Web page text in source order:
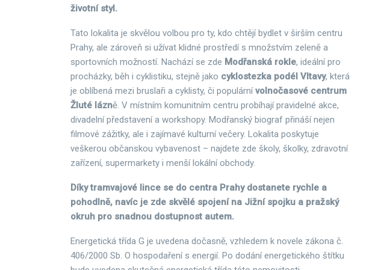
životní styl.
Tato lokalita je skvělou volbou pro ty, kdo chtějí bydlet v širším centru
Prahy, ale zároveň si užívat klidné prostředí s množstvím zeleně a
sportovních možností. Nachází se zde Modřanská rokle, ideální pro
procházky, běh i cyklistiku, stejně jako cyklostezka podél Vltavy, která
je oblíbená mezi bruslaři a cyklisty, či populárnívolnočasové centrum
Žluté lázně. V místním komunitním centru probíhají pravidelné akce,
divadelní představení a workshopy. Modřanský biograf přináší nejen
filmové zážitky, ale i zajímavé kulturní večery. Lokalita poskytuje
veškerou občanskou vybavenost – najdete zde školy, školky, zdravotní
zařízení, supermarkety i menší lokální obchody.
Díky tramvajové lince se do centra Prahy dostanete rychle a
pohodlně, navíc je zde skvělé spojení na Jižní spojku a pražský
okruh pro snadnou dostupnost autem.
Energetická třída G je uvedena dočasně, vzhledem k novele zákona č.
406/2000 Sb. O hospodaření s energií. Po dodání energetického štítku